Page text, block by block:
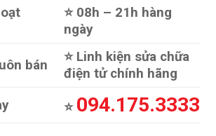
trên
phẩm
⭐️ 08h – 21h hàng
ngày
bán
⭐️ Linh kiện sửa chữa
điện tử chính hãng
⭐️ 094.175.3333